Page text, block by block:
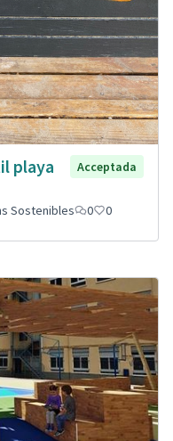
playa
Acceptada
Sostenibles 0 0